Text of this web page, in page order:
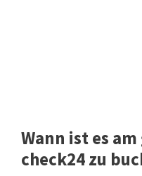
Wann ist es
check24 zu